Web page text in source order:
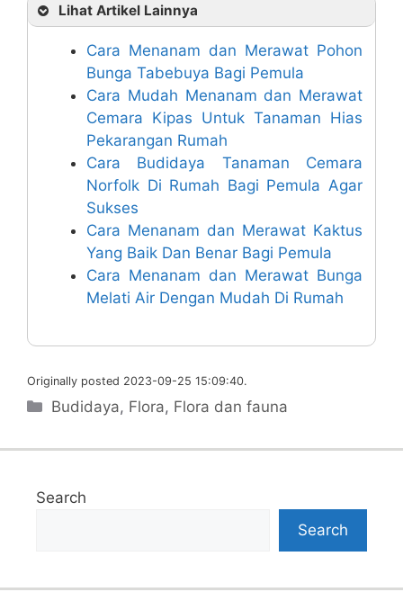
Lihat Artikel Lainnya
Cara Menanam dan Merawat Pohon
Bunga Tabebuya Bagi Pemula
Cara Mudah Menanam dan Merawat
Cemara Kipas Untuk Tanaman Hias
Pekarangan Rumah
Cara Budidaya Tanaman Cemara
Norfolk Di Rumah Bagi Pemula Agar
Sukses
Cara Menanam dan Merawat Kaktus
Yang Baik Dan Benar Bagi Pemula
Cara Menanam dan Merawat Bunga
Melati Air Dengan Mudah Di Rumah
Originally posted 2023-09-25 15:09:40.
Categories
Budidaya, Flora, Flora dan fauna
Search
Search